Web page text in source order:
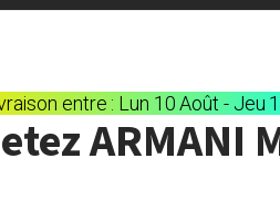
entre : Lun 10 Août - Jeu
ARMANI